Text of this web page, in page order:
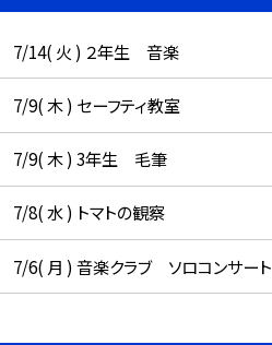
7/14( 火 ) ２年生 音楽
7/9( 木 ) セーフティ教室
7/9( 木 ) 3年生 毛筆
7/8( 水 ) トマトの観察
7/6( 月 ) 音楽クラブ ソロコンサート